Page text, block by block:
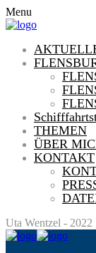
Menu
THEMEN
ÜBER
KONTAKT
Uta Wentzel - 2022